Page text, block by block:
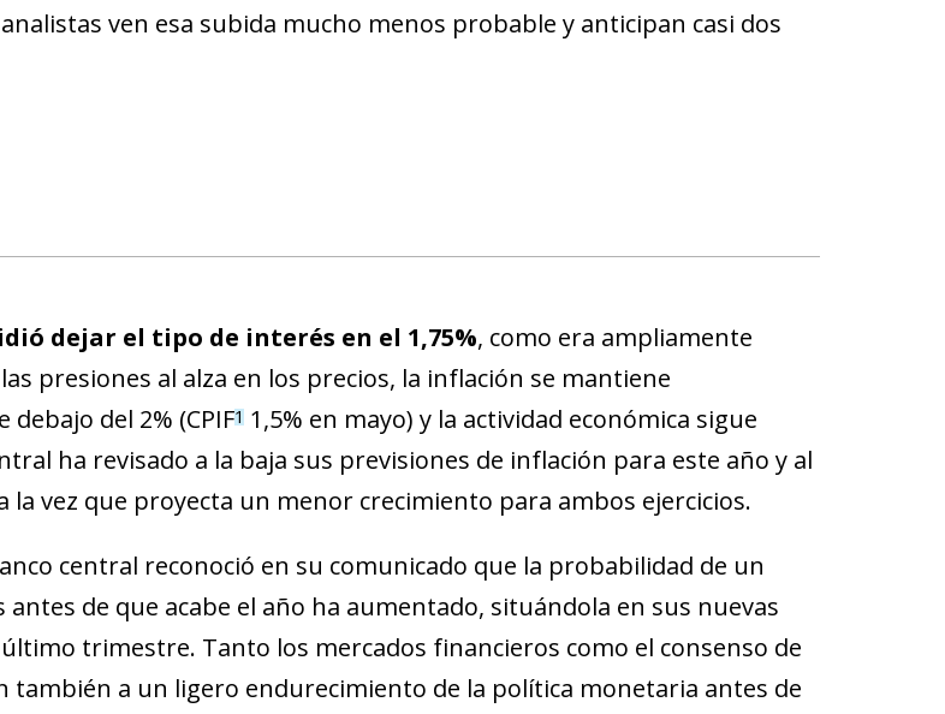
ven esa subida mucho menos probable y anticipan casi dos
dejar el tipo de interés en el 1,75%, como era ampliamente
presiones al alza en los precios, la inflación se mantiene
del 2% (CPIF11,5% en mayo) y la actividad económica sigue
ha revisado a la baja sus previsiones de inflación para este año y al
la vez que proyecta un menor crecimiento para ambos ejercicios.
central reconoció en su comunicado que la probabilidad de un
de que acabe el año ha aumentado, situándola en sus nuevas
trimestre. Tanto los mercados financieros como el consenso de
también a un ligero endurecimiento de la política monetaria antes de